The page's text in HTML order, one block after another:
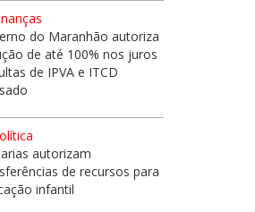
do Maranhão autoriza
de até 100% nos juros
de IPVA e ITCD
autorizam
de recursos para
infantil